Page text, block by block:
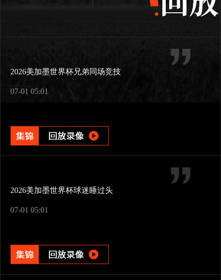
2026美加墨世界杯兄弟同场竞技
07-01 05:01
2026美加墨世界杯球迷睡过头
07-01 05:01